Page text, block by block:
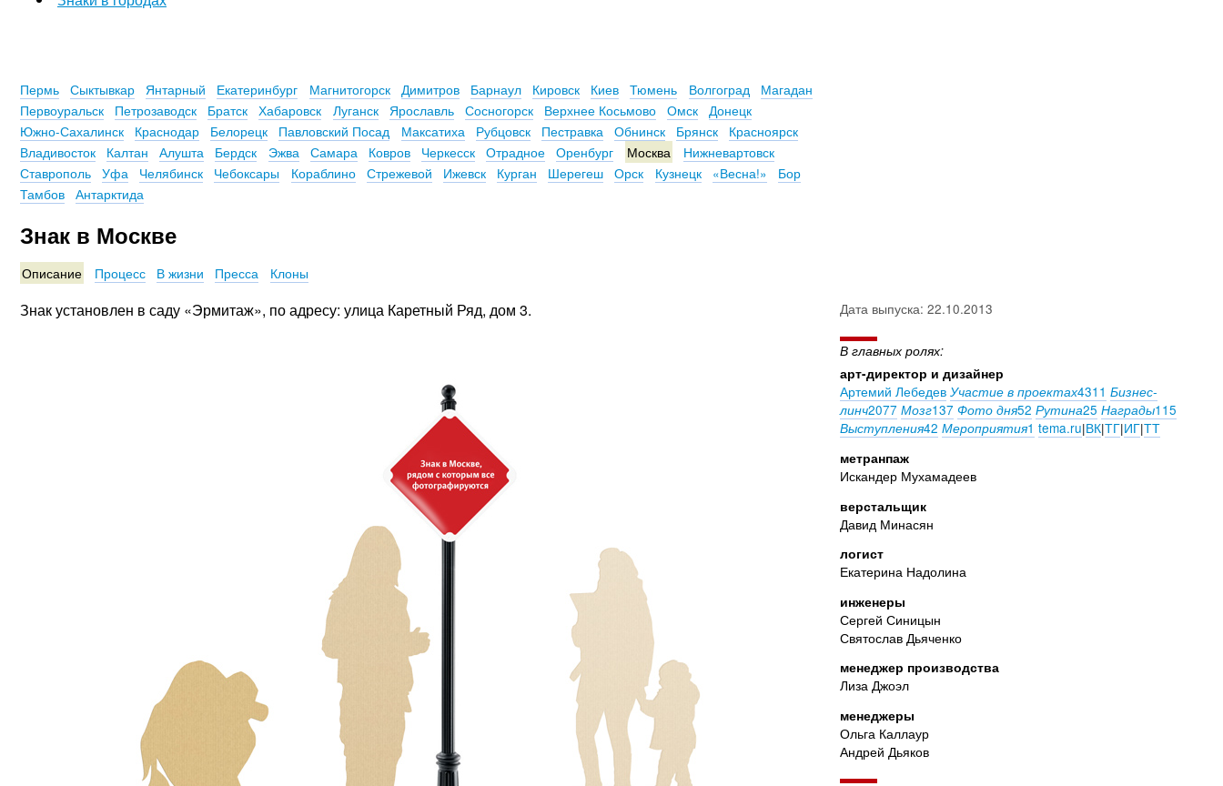
Пермь Сыктывкар Янтарный Екатеринбург Магнитогорск Димитров Барнаул Кировск Киев Тюмень Волгоград
Магадан
Первоуральск
Петрозаводск Братск Хабаровск Луганск Ярославль Сосногорск Верхнее Косьмово Омск
Донецк
Южно-Сахалинск
Краснодар Белорецк Павловский Посад Максатиха Рубцовск Пестравка Обнинск Брянск
Красноярск
Владивосток
Калтан Алушта Бердск Эжва Самара Ковров Черкесск Отрадное Оренбург Москва
Нижневартовск
Ставрополь
Уфа Челябинск Чебоксары Кораблино Стрежевой Ижевск Курган Шерегеш Орск Кузнецк «Весна!»
Бор
Тамбов
Антарктида
Знак в Москве
Описание Процесс В жизни Пресса Клоны
Знак установлен в саду «Эрмитаж», по адресу: улица Каретный Ряд, дом 3. Дата выпуска: 22.10.2013
В главных ролях:
арт-директор и дизайнер
Артемий Лебедев Участие в проектах4311 Бизнес-
линч2077 Мозг137 Фото дня52 Рутина25 Награды115
Выступления42 Мероприятия1 tema.ru|ВК|ТГ|ИГ|ТТ
метранпаж
Искандер Мухамадеев
верстальщик
Давид Минасян
логист
Екатерина Надолина
инженеры
Сергей Синицын
Святослав Дьяченко
менеджер производства
Лиза Джоэл
менеджеры
Ольга Каллаур
Андрей Дьяков